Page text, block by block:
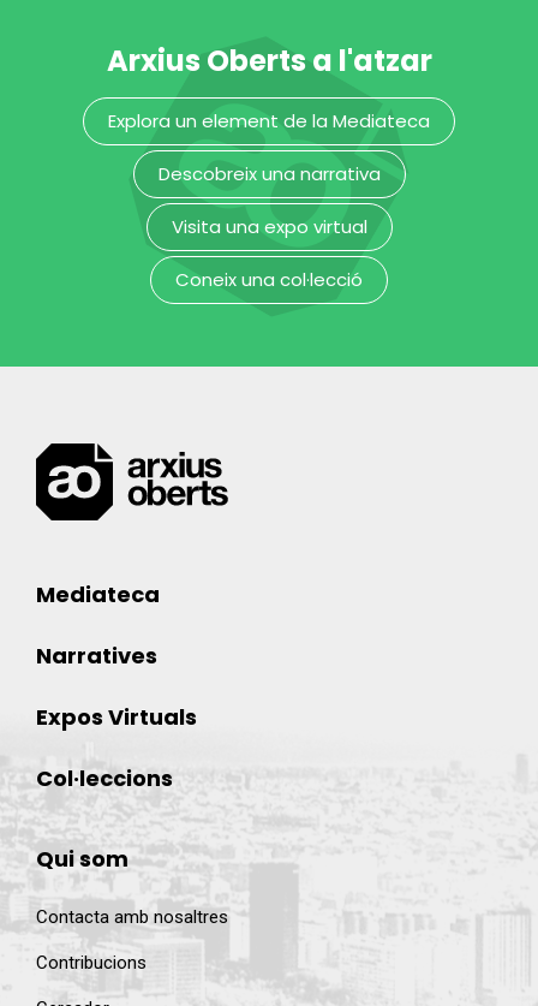
4a Mostra de
Video
Independent
Museu del Disseny de Barcelona
5è Festival de
poesia de Sant
Cugat
Arxius Oberts a l'atzar
Explora un element de la Mediateca
Descobreix una narrativa
Visita una expo virtual
Coneix una col·lecció
Mediateca
Narratives
Expos Virtuals
Col·leccions
Qui som
Contacta amb nosaltres
Contribucions